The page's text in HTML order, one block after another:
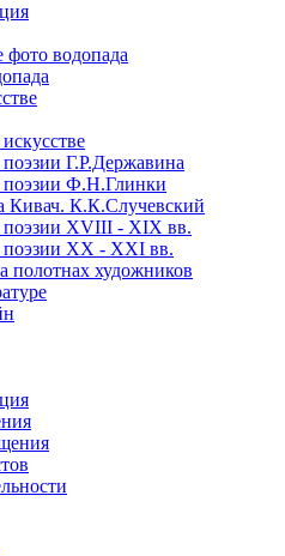
водопада
Г.Р.Державина
поэзии Ф.Н.Глинки
Кивач. К.К.Случевский
поэзии XVIII - XIX вв.
поэзии XX - XXI вв.
полотнах художников